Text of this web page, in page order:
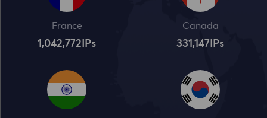
France
1,042,773 IPs
Canada
331,148 IPs